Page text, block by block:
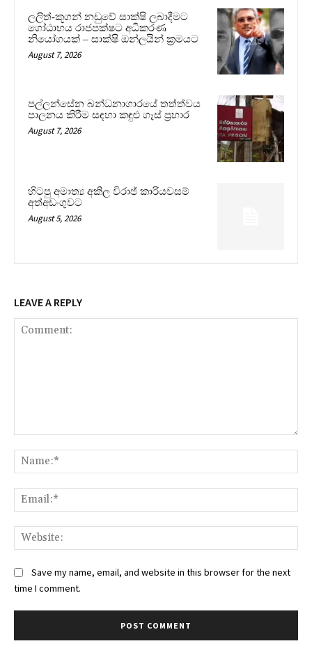
ලලිත්-කූගන් නඩුවේ සාක්ෂි ලබාදීමට
ගෝඨාභය රාජපක්ෂට අධිකරණ
නියෝගයක් – සාක්ෂි ඔන්ලයින් ක්‍රමයට
August 7, 2026
පල්ලන්සේන බන්ධනාගාරයේ තත්ත්වය
පාලනය කිරීම සඳහා කඳුළු ගෑස් ප්‍රහාර
August 7, 2026
හිටපු අමාත්‍ය අකිල විරාජ් කාරියවසම්
අත්අඩංගුවට
August 5, 2026
LEAVE A REPLY
Save my name, email, and website in this browser for the next
time I comment.